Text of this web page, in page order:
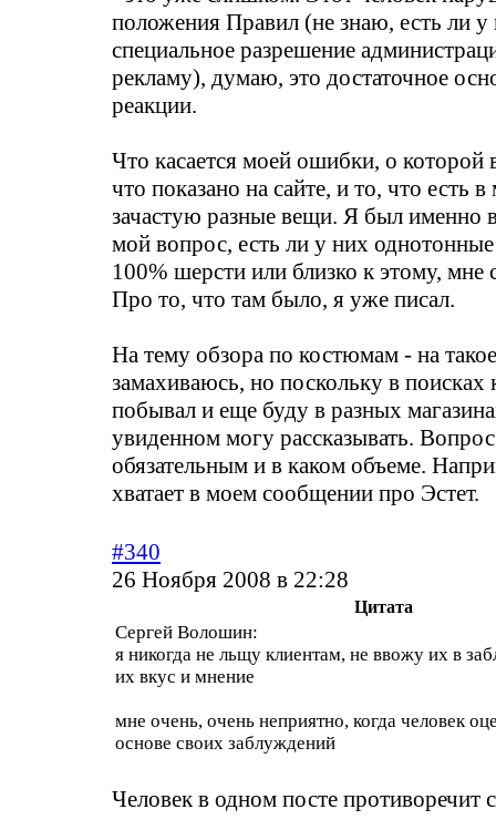
положения Правил (не знаю, есть ли у
специальное разрешение
рекламу), думаю, это достаточное
реакции.
Что касается моей ошибки, о которой
что показано на сайте, и то, что есть в
зачастую разные вещи. Я был именно
мой вопрос, есть ли у них
100% шерсти или близко к этому, мне
Про то, что там было, я уже писал.
На тему обзора по костюмам - на
замахиваюсь, но поскольку в поисках
побывал и еще буду в разных
увиденном могу рассказывать.
обязательным и в каком объеме.
хватает в моем сообщении про Эстет.
#340
26 Ноября 2008 в 22:28
Цитата
Сергей Волошин:
я никогда не льщу клиентам, не ввожу их в
их вкус и мнение
мне очень, очень неприятно, когда человек
основе своих заблуждений
Человек в одном посте противоречит